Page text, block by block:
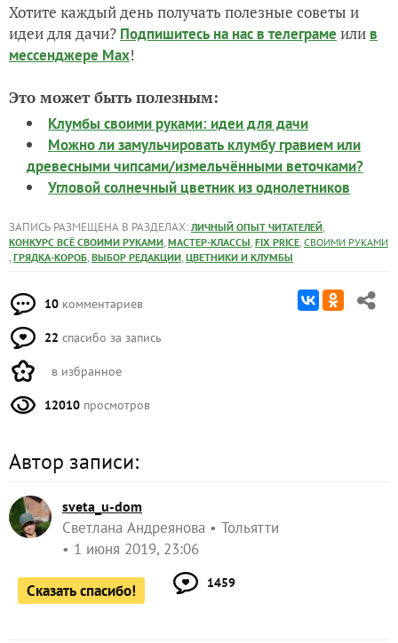
Хотите каждый день получать полезные советы и
идеи для дачи? Подпишитесь на нас в телеграме или в
мессенджере Max!
Это может быть полезным:
Клумбы своими руками: идеи для дачи
Можно ли замульчировать клумбу гравием или
древесными чипсами/измельчёнными веточками?
Угловой солнечный цветник из однолетников
ЗАПИСЬ РАЗМЕЩЕНА В РАЗДЕЛАХ: ЛИЧНЫЙ ОПЫТ ЧИТАТЕЛЕЙ,
КОНКУРС ВСЁ СВОИМИ РУКАМИ, МАСТЕР-КЛАССЫ, FIX PRICE, СВОИМИ РУКАМИ
, ГРЯДКА-КОРОБ, ВЫБОР РЕДАКЦИИ, ЦВЕТНИКИ И КЛУМБЫ
10 комментариев
22 спасибо за запись
в избранное
12010 просмотров
Автор записи:
sveta_u-dom
Светлана Андреянова
Тольятти
1 июня 2019, 23:06
Сказать спасибо! 1459